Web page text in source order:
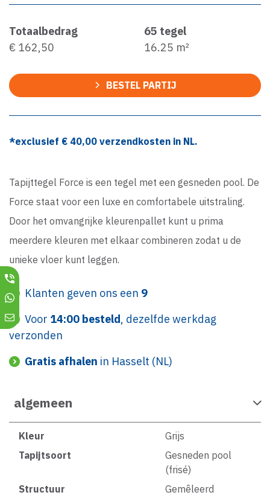
Totaalbedrag
€ 162,50
65 tegel
16.25 m²
BESTEL PARTIJ
*exclusief € 40,00 verzendkosten in NL.
Tapijttegel Force is een tegel met een gesneden pool. De
Force staat voor een luxe en comfortabele uitstraling.
Door het omvangrijke kleurenpallet kunt u prima
meerdere kleuren met elkaar combineren zodat u de
unieke vloer kunt leggen.
Klanten geven ons een 9
Voor 14:00 besteld, dezelfde werkdag
verzonden
Gratis afhalen in Hasselt (NL)
algemeen
Kleur
Grijs
Tapijtsoort
Gesneden pool
(frisé)
Structuur
Gemêleerd